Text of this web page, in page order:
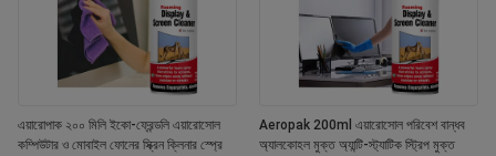
এয়ারোপাক ২০০ মিলি ইকো-ফ্রেন্ডলি এয়ারোসোল
কম্পিউটার ও মোবাইল ফোনের স্ক্রিন ক্লিনার স্প্রে
Aeropak 200ml এয়ারোসোল পরিবেশ বান্ধব
অ্যালকোহল মুক্ত অ্যান্টি-স্ট্যাটিক স্ট্রিপ মুক্ত